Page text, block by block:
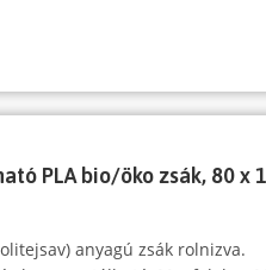
PLA bio/öko zsák, 80 x
anyagú zsák rolnizva.